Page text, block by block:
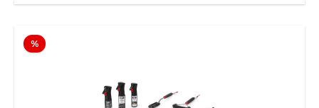
%Rabatt